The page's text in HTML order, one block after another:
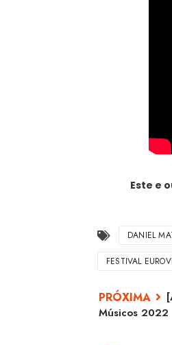
Este e
DANIEL
FESTIVAL
Músicos 2022